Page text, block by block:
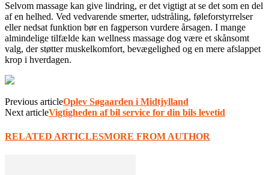
Selvom massage kan give lindring, er det vigtigt at se det som en del
af en helhed. Ved vedvarende smerter, udstråling, føleforstyrrelser
eller nedsat funktion bør en fagperson vurdere årsagen. I mange
almindelige tilfælde kan wellness massage dog være et skånsomt
valg, der støtter muskelkomfort, bevægelighed og en mere afslappet
krop i hverdagen.
Previous articleOplev Søgaarden i Midtjylland
Next articleVigtigheden af bil service for din bils levetid
RELATED ARTICLESMORE FROM AUTHOR